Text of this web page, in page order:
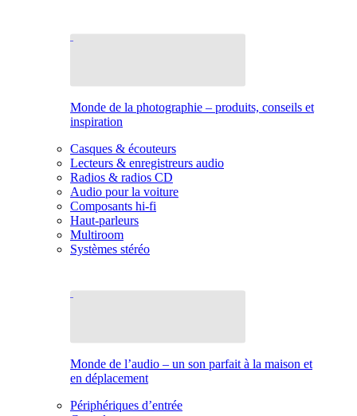
Monde de la photographie – produits, conseils et
inspiration
Casques & écouteurs
Lecteurs & enregistreurs audio
Radios & radios CD
Audio pour la voiture
Composants hi-fi
Haut-parleurs
Multiroom
Systèmes stéréo
Monde de l’audio – un son parfait à la maison et
en déplacement
Périphériques d’entrée